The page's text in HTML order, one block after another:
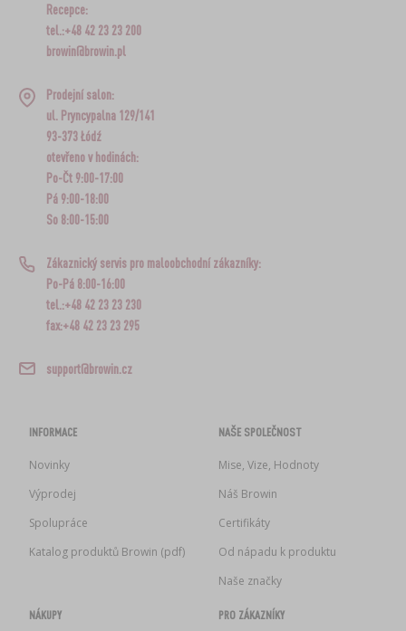
Recepce:
tel.:+48 42 23 23 200
browin@browin.pl
Prodejní salon:
ul. Pryncypalna 129/141
93-373 Łódź
otevřeno v hodinách:
Po-Čt 9:00-17:00
Pá 9:00-18:00
So 8:00-15:00
Zákaznický servis pro maloobchodní zákazníky:
Po-Pá 8:00-16:00
tel.:+48 42 23 23 230
fax:+48 42 23 23 295
support@browin.cz
INFORMACE
Novinky
Výprodej
Spolupráce
Katalog produktů Browin (pdf)
NAŠE SPOLEČNOST
Mise, Vize, Hodnoty
Náš Browin
Certifikáty
Od nápadu k produktu
Naše značky
NÁKUPY PRO ZÁKAZNÍKY